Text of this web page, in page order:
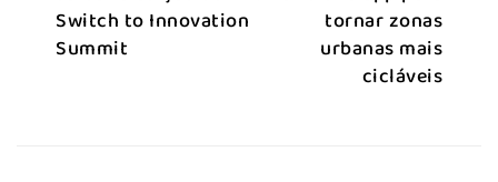
Switch to Innovation
Summit
tornar zonas
urbanas mais
cicláveis